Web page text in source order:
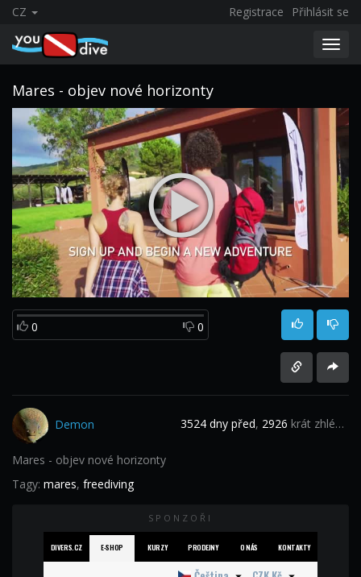
CZ Registrace Přihlásit se
Mares - objev nové horizonty
0 0
Demon 3524 dny před, 2926 krát zhlédnuto
Mares - objev nové horizonty
Tagy: mares, freediving
SPONZOŘI